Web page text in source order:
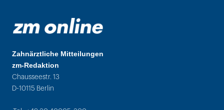
Zahnärztliche Mitteilungen
zm-Redaktion
Chausseestr. 13
D-10115 Berlin